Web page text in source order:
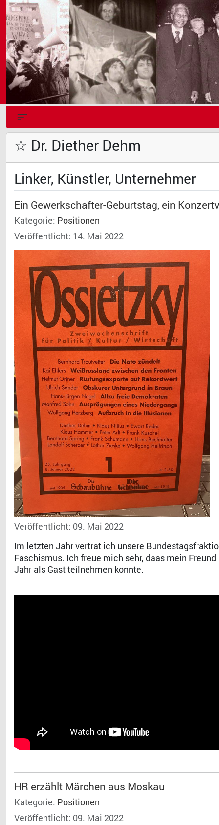
☆ Dr. Diether Dehm
Linker, Künstler, Unternehmer
Ein Gewerkschafter-Geburtstag, ein
Kategorie: Positionen
Veröffentlicht: 14. Mai 2022
Veröffentlicht: 09. Mai 2022
Im letzten Jahr vertrat ich unsere
Faschismus. Ich freue mich sehr, daas mein
Jahr als Gast teilnehmen konnte.
HR erzählt Märchen aus Moskau
Kategorie: Positionen
Veröffentlicht: 09. Mai 2022